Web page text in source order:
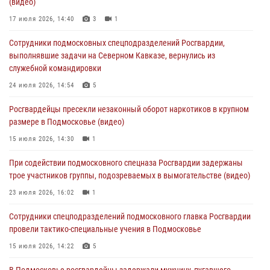
отработали навыки огневой подготовки на комплексных учениях
04 августа 2026, 12:21
За прошедший месяц росгвардейцы 7386 раз выезжали по
сигналам «Тревога» с охраняемых объектов в Подмосковье
04 августа 2026, 12:15
(видео)
03 августа 2026, 15:32 1
«семейным подрядом» в Подмосковье (видео)
03 августа 2026, 15:08
17 июля 2026, 14:40 3 1
Сотрудники подмосковных спецподразделений Росгвардии,
выполнявшие задачи на Северном Кавказе, вернулись из
служебной командировки
24 июля 2026, 14:54 5
Росгвардейцы пресекли незаконный оборот наркотиков в крупном
размере в Подмосковье (видео)
15 июля 2026, 14:30 1
При содействии подмосковного спецназа Росгвардии задержаны
трое участников группы, подозреваемых в вымогательстве (видео)
23 июля 2026, 16:02 1
Сотрудники спецподразделений подмосковного главка Росгвардии
провели тактико-специальные учения в Подмосковье
15 июля 2026, 14:22 5